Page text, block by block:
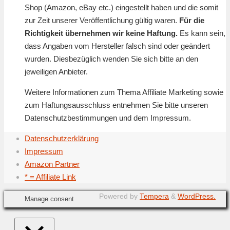
Shop (Amazon, eBay etc.) eingestellt haben und die somit
zur Zeit unserer Veröffentlichung gültig waren. Für die
Richtigkeit übernehmen wir keine Haftung. Es kann sein,
dass Angaben vom Hersteller falsch sind oder geändert
wurden. Diesbezüglich wenden Sie sich bitte an den
jeweiligen Anbieter.
Weitere Informationen zum Thema Affiliate Marketing sowie
zum Haftungsausschluss entnehmen Sie bitte unseren
Datenschutzbestimmungen und dem Impressum.
Datenschutzerklärung
Impressum
Amazon Partner
* = Affiliate Link
Powered by Tempera & WordPress.
Manage consent